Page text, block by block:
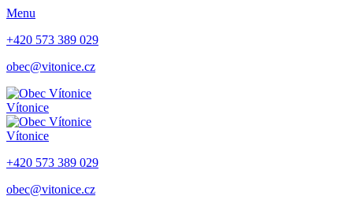
Menu
+420 573 389 029
obec@vitonice.cz
Vítonice
Vítonice
+420 573 389 029
obec@vitonice.cz